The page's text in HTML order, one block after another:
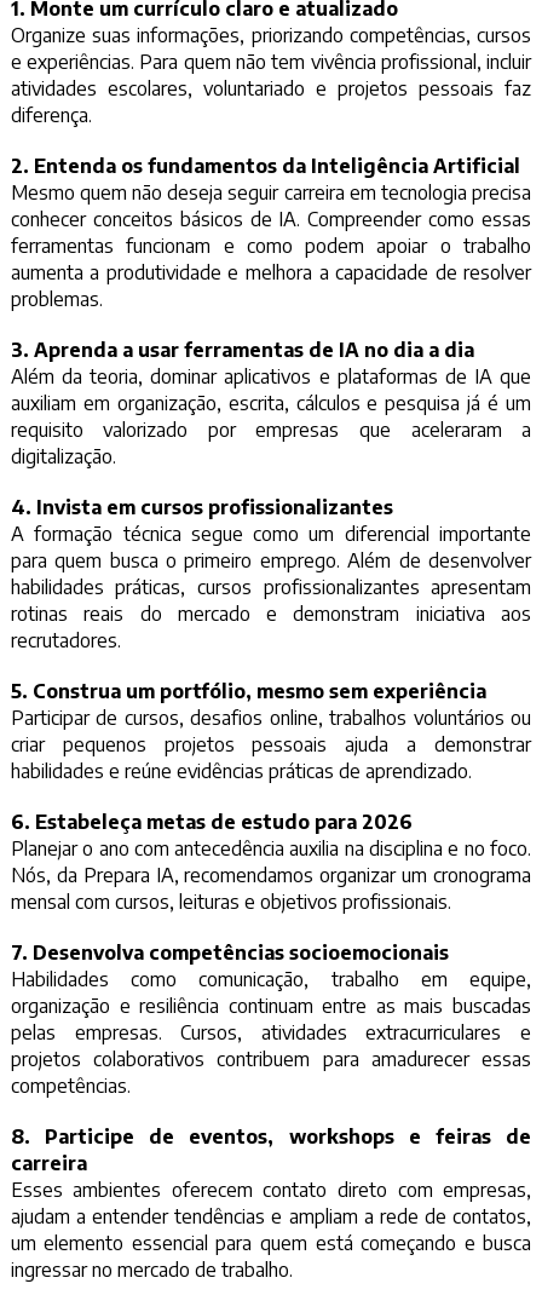
1. Monte um currículo claro e atualizado
Organize suas informações, priorizando competências, cursos
e experiências. Para quem não tem vivência profissional, incluir
atividades escolares, voluntariado e projetos pessoais faz
diferença.
2. Entenda os fundamentos da Inteligência Artificial
Mesmo quem não deseja seguir carreira em tecnologia precisa
conhecer conceitos básicos de IA. Compreender como essas
ferramentas funcionam e como podem apoiar o trabalho
aumenta a produtividade e melhora a capacidade de resolver
problemas.
3. Aprenda a usar ferramentas de IA no dia a dia
Além da teoria, dominar aplicativos e plataformas de IA que
auxiliam em organização, escrita, cálculos e pesquisa já é um
requisito valorizado por empresas que aceleraram a
digitalização.
4. Invista em cursos profissionalizantes
A formação técnica segue como um diferencial importante
para quem busca o primeiro emprego. Além de desenvolver
habilidades práticas, cursos profissionalizantes apresentam
rotinas reais do mercado e demonstram iniciativa aos
recrutadores.
5. Construa um portfólio, mesmo sem experiência
Participar de cursos, desafios online, trabalhos voluntários ou
criar pequenos projetos pessoais ajuda a demonstrar
habilidades e reúne evidências práticas de aprendizado.
6. Estabeleça metas de estudo para 2026
Planejar o ano com antecedência auxilia na disciplina e no foco.
Nós, da Prepara IA, recomendamos organizar um cronograma
mensal com cursos, leituras e objetivos profissionais.
7. Desenvolva competências socioemocionais
Habilidades como comunicação, trabalho em equipe,
organização e resiliência continuam entre as mais buscadas
pelas empresas. Cursos, atividades extracurriculares e
projetos colaborativos contribuem para amadurecer essas
competências.
8. Participe de eventos, workshops e feiras de
carreira
Esses ambientes oferecem contato direto com empresas,
ajudam a entender tendências e ampliam a rede de contatos,
um elemento essencial para quem está começando e busca
ingressar no mercado de trabalho.